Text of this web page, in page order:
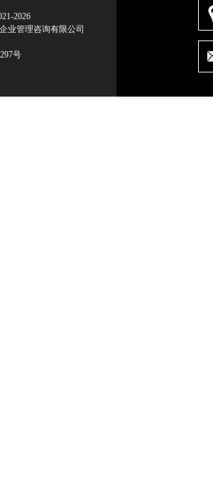
2026
业管理咨询有限公司
号